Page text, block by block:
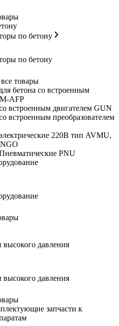
по бетону
по бетону
товары
бетона со встроенным
AFP
встроенным двигателем GUN
встроенным преобразователем
220B тип AVMU,
PNU
давления
давления
запчасти к